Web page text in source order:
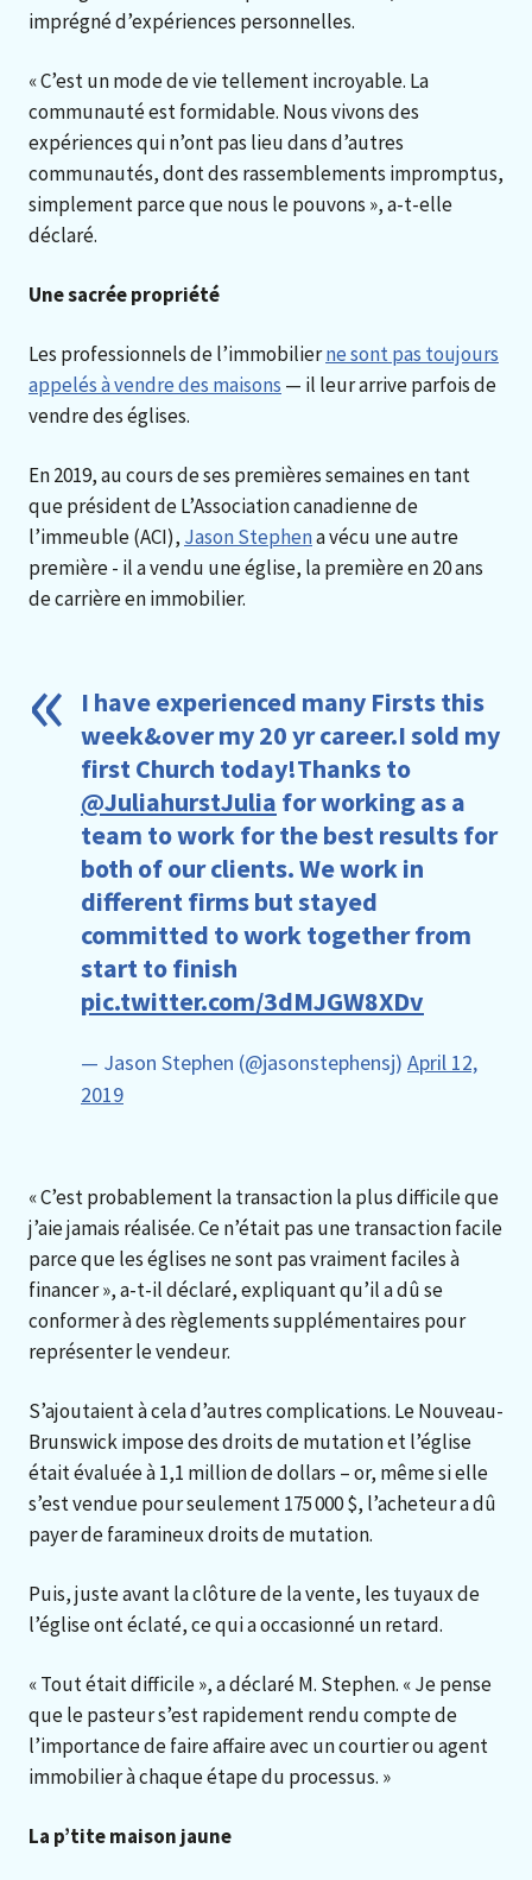
imprégné d’expériences personnelles.
« C’est un mode de vie tellement incroyable. La
communauté est formidable. Nous vivons des
expériences qui n’ont pas lieu dans d’autres
communautés, dont des rassemblements impromptus,
simplement parce que nous le pouvons », a-t-elle
déclaré.
Une sacrée propriété
Les professionnels de l’immobilierne sont pas toujours
appelés à vendre des maisons — il leur arrive parfois de
vendre des églises.
En 2019, au cours de ses premières semaines en tant
que président de L’Association canadienne de
l’immeuble (ACI), Jason Stephena vécu une autre
première - il a vendu une église, la première en 20 ans
de carrière en immobilier.
I have experienced many Firsts this
week&over my 20 yr career.I sold my
first Church today!Thanks to
@JuliahurstJulia for working as a
team to work for the best results for
both of our clients. We work in
different firms but stayed
committed to work together from
start to finish
pic.twitter.com/3dMJGW8XDv
— Jason Stephen (@jasonstephensj) April 12,
2019
« C’est probablement la transaction la plus difficile que
j’aie jamais réalisée. Ce n’était pas une transaction facile
parce que les églises ne sont pas vraiment faciles à
financer », a-t-il déclaré, expliquant qu’il a dû se
conformer à des règlements supplémentaires pour
représenter le vendeur.
S’ajoutaient à cela d’autres complications. Le Nouveau-
Brunswick impose des droits de mutation et l’église
était évaluée à 1,1 million de dollars – or, même si elle
s’est vendue pour seulement 175 000 $, l’acheteur a dû
payer de faramineux droits de mutation.
Puis, juste avant la clôture de la vente, les tuyaux de
l’église ont éclaté, ce qui a occasionné un retard.
« Tout était difficile », a déclaré M. Stephen. « Je pense
que le pasteur s’est rapidement rendu compte de
l’importance de faire affaire avec un courtier ou agent
immobilier à chaque étape du processus. »
La p’tite maison jaune